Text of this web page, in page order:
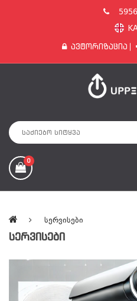
Ავტორიზაცია
0
Სერვისები
ᲡᲔᲠᲕᲘᲡᲔᲑᲘ